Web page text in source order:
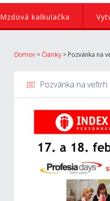
Mzdová kalkulačka
Domov > Články > Pozvánka na
Pozvánka na